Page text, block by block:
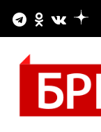
содержимому
Официальный